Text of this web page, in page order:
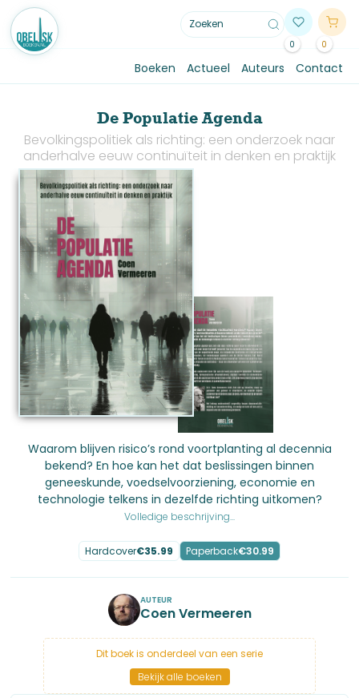
0 0
Boeken Actueel Auteurs Contact
De Populatie Agenda
Bevolkingspolitiek als richting: een onderzoek naar
anderhalve eeuw continuïteit in denken en praktijk
Waarom blijven risico’s rond voortplanting al decennia
bekend? En hoe kan het dat beslissingen binnen
geneeskunde, voedselvoorziening, economie en
technologie telkens in dezelfde richting uitkomen?
Volledige beschrijving...
Hardcover€35.99 Paperback€30.99
AUTEUR
Coen Vermeeren
Dit boek is onderdeel van een serie
Bekijk alle boeken